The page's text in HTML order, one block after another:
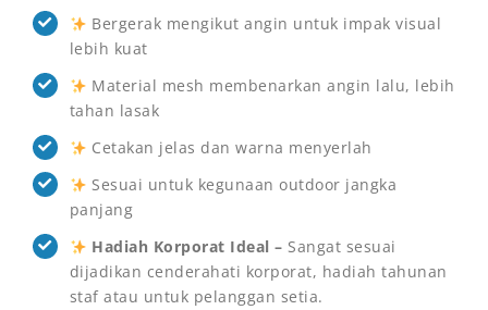
Bergerak mengikut angin untuk impak visual
lebih kuat
Material mesh membenarkan angin lalu, lebih
tahan lasak
Cetakan jelas dan warna menyerlah
Sesuai untuk kegunaan outdoor jangka
panjang
Hadiah Korporat Ideal – Sangat sesuai
dijadikan cenderahati korporat, hadiah tahunan
staf atau untuk pelanggan setia.